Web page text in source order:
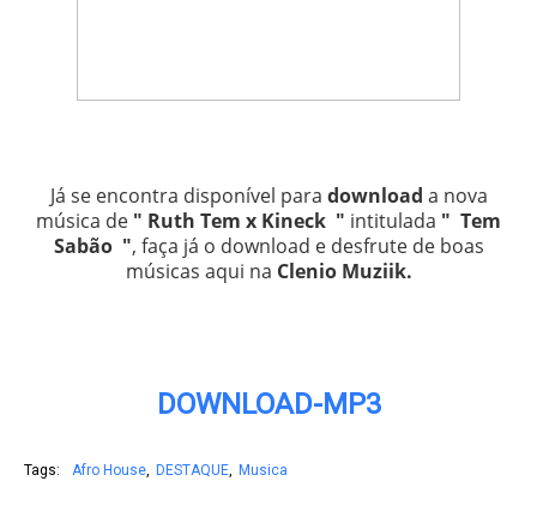
Já se encontra disponível para download a nova
música de " Ruth Tem x Kineck " intitulada " Tem
Sabão ", faça já o download e desfrute de boas
músicas aqui na Clenio Muziik.
DOWNLOAD-MP3
Tags: Afro House DESTAQUE Musica